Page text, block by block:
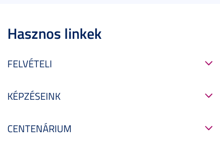
Hasznos linkek
FELVÉTELI
KÉPZÉSEINK
CENTENÁRIUM